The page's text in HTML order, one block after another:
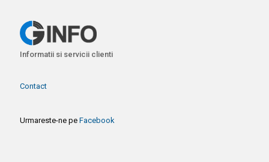
Informatii si servicii clienti
Contact
Urmareste-ne pe Facebook